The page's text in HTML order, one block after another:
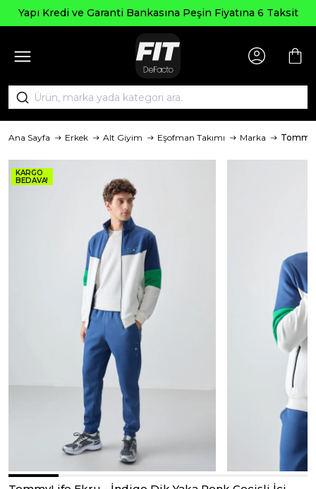
ve Garanti Bankasına Peşin Fiyatına 6 Taksit
Ana Sayfa Erkek Alt Giyim Eşofman Takımı Marka
KARGO
BEDAVA!